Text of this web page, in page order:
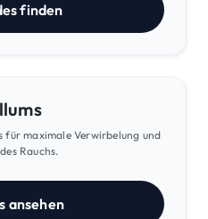
finden
für maximale Verwirbelung und
Rauchs.
ansehen